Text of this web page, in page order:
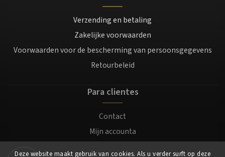
Deze website maakt gebruik van cookies. Als u verder surft op deze
Verzending en betaling
Zakelijke voorwaarden
Voorwaarden voor de bescherming van persoonsgegevens
Retourbeleid
Para clientes
Contact
Mijn accounta